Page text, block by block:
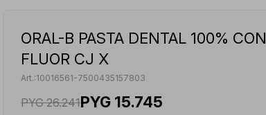
ORAL-B PASTA DENTAL 100% CON
FLUOR CJ X
10016561-7500435157803
PYG 26.241PYG 15.745